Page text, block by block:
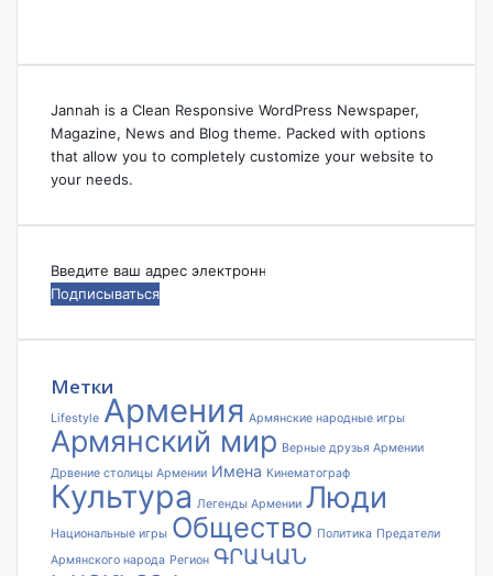
Jannah is a Clean Responsive WordPress Newspaper,
Magazine, News and Blog theme. Packed with options
that allow you to completely customize your website to
your needs.
Введите
ваш
электронной
Метки
Lifestyle Армения Армянские народные игры
Армянский мир Верные друзья Армении
Дрвение столицы Армении Имена Кинематограф
Культура Легенды Армении Люди
Национальные игры Общество Политика Предатели
Армянского народа Регион ԳՐԱԿԱՆ